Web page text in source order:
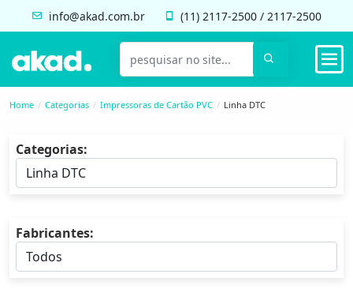
info@akad.com.br (11) 2117-2500 / 2117-2500
Home Categorias Impressoras de Cartão PVC Linha DTC
Categorias:
Fabricantes: